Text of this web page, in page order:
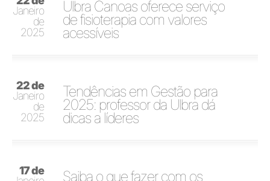
Janeiro
de
2025
Ulbra Canoas oferece serviço
de fisioterapia com valores
acessíveis
22 de
Janeiro
de
2025
Tendências em Gestão para
2025: professor da Ulbra dá
dicas a líderes
17 de
Saiba o que fazer com os